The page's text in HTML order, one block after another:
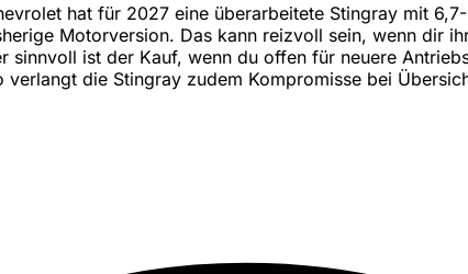
hat für 2027 eine überarbeitete Stingray mit
Motorversion. Das kann reizvoll sein, wenn dir
ist der Kauf, wenn du offen für neuere
die Stingray zudem Kompromisse bei